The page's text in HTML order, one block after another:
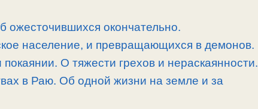
ожесточившихся окончательно.
население, и превращающихся в демонов.
О тяжести грехов и нераскаянности.
в Раю. Об одной жизни на земле и за